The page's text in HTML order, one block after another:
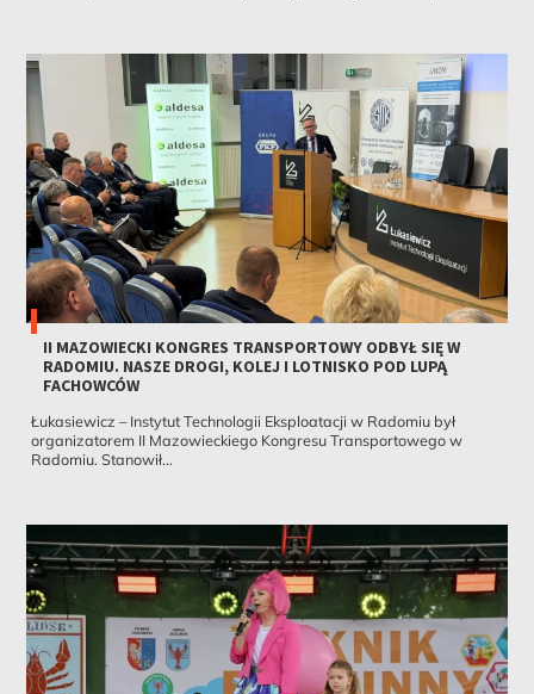
II MAZOWIECKI KONGRES TRANSPORTOWY ODBYŁ SIĘ W
RADOMIU. NASZE DROGI, KOLEJ I LOTNISKO POD LUPĄ
FACHOWCÓW
Łukasiewicz – Instytut Technologii Eksploatacji w Radomiu był
organizatorem II Mazowieckiego Kongresu Transportowego w
Radomiu. Stanowił...